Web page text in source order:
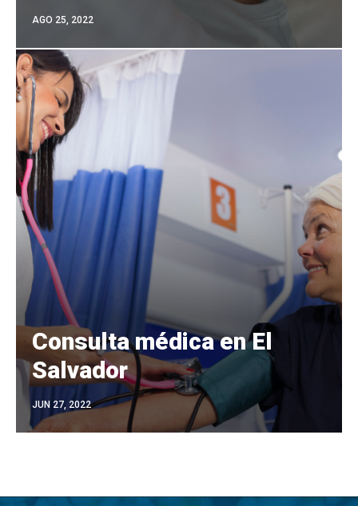
AGO 25, 2022
Consulta médica en El
Salvador
JUN 27, 2022